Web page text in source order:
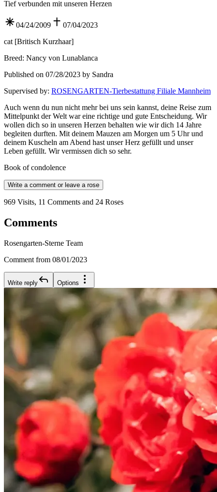
Tief verbunden mit unseren Herzen
04/24/2009
07/04/2023
cat [Britisch Kurzhaar]
Breed: Nancy von Lunablanca
Published on 07/28/2023 by Sandra
Supervised by: ROSENGARTEN-Tierbestattung Filiale Mannheim
Auch wenn du nun nicht mehr bei uns sein kannst, deine Reise zum
Mittelpunkt der Welt war eine richtige und gute Entscheidung. Wir
wollen dich so in unseren Herzen behalten wie wir dich 14 Jahre
begleiten durften. Mit deinem Mauzen am Morgen um 5 Uhr und
deinem Kuscheln am Abend hast unser Herz gefüllt und unser
Leben gefüllt. Wir vermissen dich so sehr.
Book of condolence
Write a comment or leave a rose
969 Visits, 11 Comments and 24 Roses
Comments
Rosengarten-Sterne Team
Comment from 08/01/2023
Write reply Options